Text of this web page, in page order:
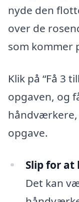
nyde den
over de
som kommer
Klik på “Få 3
opgaven, og
håndværkere,
opgave.
Slip for
Det kan